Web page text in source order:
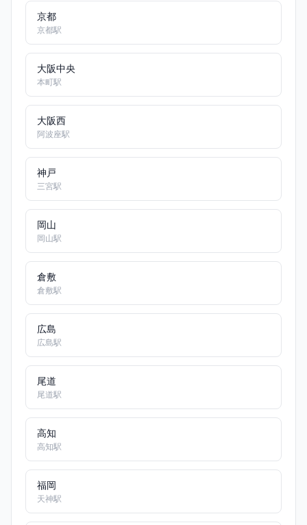
京都
京都駅
大阪中央
本町駅
大阪西
阿波座駅
神戸
三宮駅
岡山
岡山駅
倉敷
倉敷駅
広島
広島駅
尾道
尾道駅
高知
高知駅
福岡
天神駅